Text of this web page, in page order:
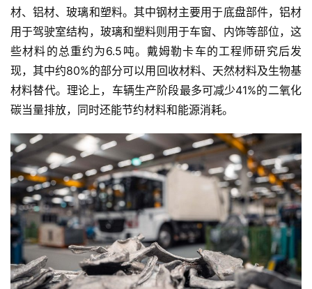
材、铝材、玻璃和塑料。其中钢材主要用于底盘部件，铝材
用于驾驶室结构，玻璃和塑料则用于车窗、内饰等部位，这
些材料的总重约为6.5吨。戴姆勒卡车的工程师研究后发
现，其中约80%的部分可以用回收材料、天然材料及生物基
材料替代。理论上，车辆生产阶段最多可减少41%的二氧化
碳当量排放，同时还能节约材料和能源消耗。